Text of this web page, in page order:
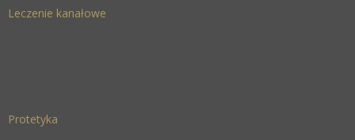
Leczenie kanałowe
Protetyka